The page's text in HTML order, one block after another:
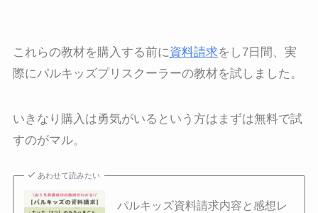
これらの教材を購入する前に資料請求をし7日間、実
際にパルキッズプリスクーラーの教材を試しました。
いきなり購入は勇気がいるという方はまずは無料で試
すのがマル。
あわせて読みたい
パルキッズ資料請求内容と感想レ